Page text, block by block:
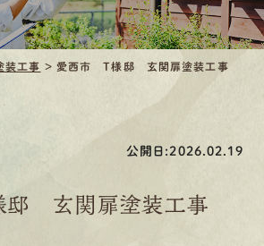
装工事 > 愛西市 T様邸 玄関扉塗装工事
公開日:2026.02.19
玄関扉塗装工事